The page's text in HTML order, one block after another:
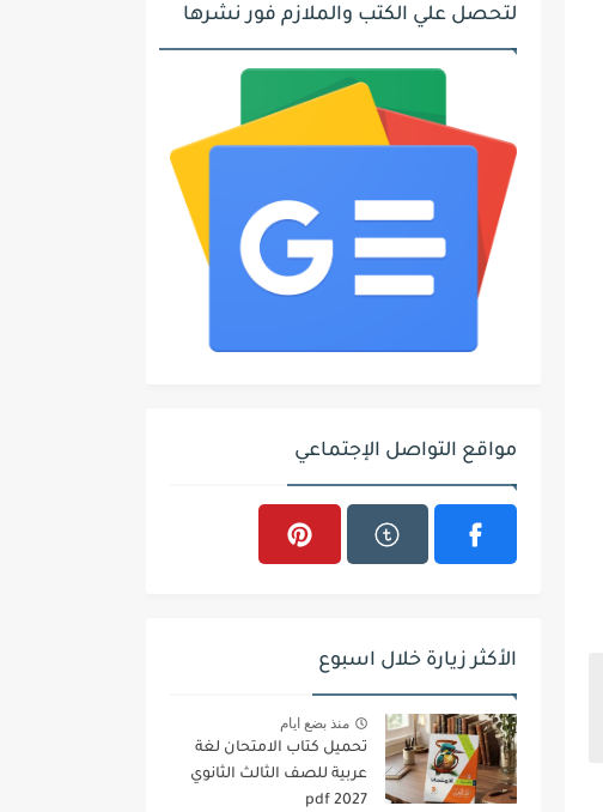
لتحصل علي الكتب والملازم فور نشرها
مواقع التواصل الإجتماعي
الأكثر زيارة خلال اسبوع
منذ بضع ايام
تحميل كتاب الامتحان لغة
عربية للصف الثالث الثانوي
2027 pdf